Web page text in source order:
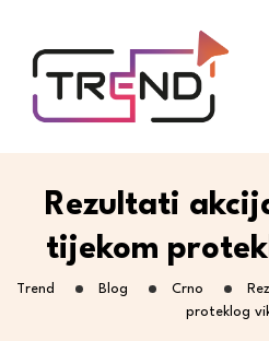
Rezultati
tijekom
Trend Blog Crno
proteklog